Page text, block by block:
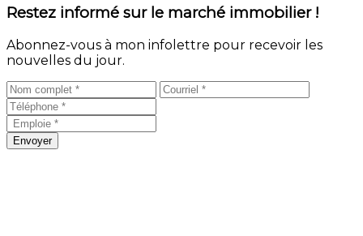
Restez informé sur le marché immobilier !
Abonnez-vous à mon infolettre pour recevoir les
nouvelles du jour.
Envoyer